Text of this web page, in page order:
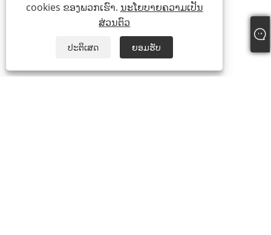
cookies ຂອງພວກເຮົາ. ນະໂຍບາຍຄວາມເປັນ
ສ່ວນຕົວ
ປະຕິເສດ ຍອມຮັບ